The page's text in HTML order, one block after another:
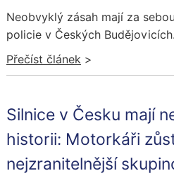
Neobvyklý zásah mají za
policie v Českých
ženě na sídlišti Máj, která u
Přečíst článek>
Silnice v Česku mají
historii: Motorkáři
nejzranitelnější